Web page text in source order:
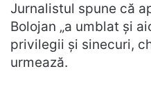
Jurnalistul spune că
Bolojan „a umblat și
privilegii și sinecuri,
urmează.